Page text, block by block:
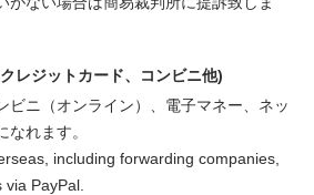
レジットカード、コンビニ他)
ビニ（オンライン）、電子マネー、ネッ
なれます。
including forwarding companies,
PayPal.